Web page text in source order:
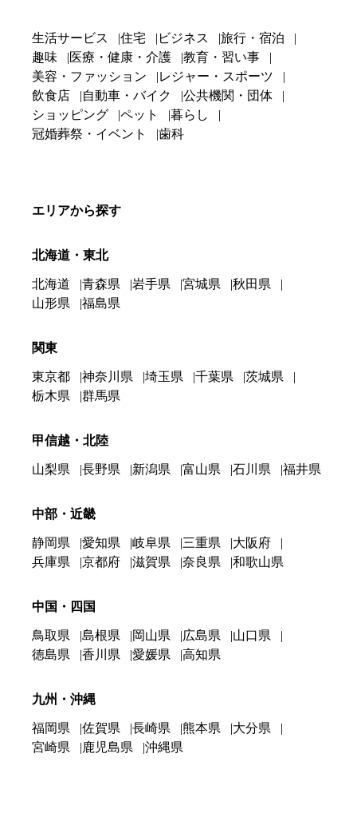
生活サービス 住宅 ビジネス
旅行・宿泊
趣味
医療・健康・介護
教育・習い事
美容・ファッション
レジャー・スポーツ
飲食店
自動車・バイク
公共機関・団体
ショッピング
ペット
暮らし
冠婚葬祭・イベント
歯科
エリアから探す
北海道・東北
北海道 青森県 岩手県 宮城県
秋田県
山形県
福島県
関東
東京都 神奈川県 埼玉県 千葉県
茨城県
栃木県
群馬県
甲信越・北陸
山梨県 長野県 新潟県 富山県 石川県 福井県
中部・近畿
静岡県 愛知県 岐阜県 三重県
大阪府
兵庫県
京都府 滋賀県 奈良県 和歌山県
中国・四国
鳥取県 島根県 岡山県 広島県
山口県
徳島県
香川県 愛媛県 高知県
九州・沖縄
福岡県 佐賀県 長崎県 熊本県
大分県
宮崎県
鹿児島県 沖縄県